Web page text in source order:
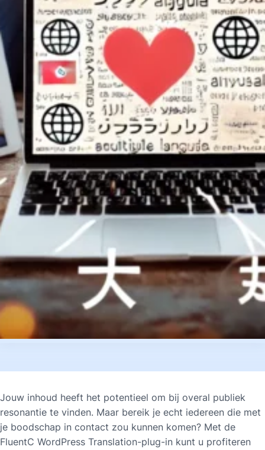
Jouw inhoud heeft het potentieel om bij overal publiek
resonantie te vinden. Maar bereik je echt iedereen die met
je boodschap in contact zou kunnen komen? Met de
FluentC WordPress Translation-plug-in kunt u profiteren